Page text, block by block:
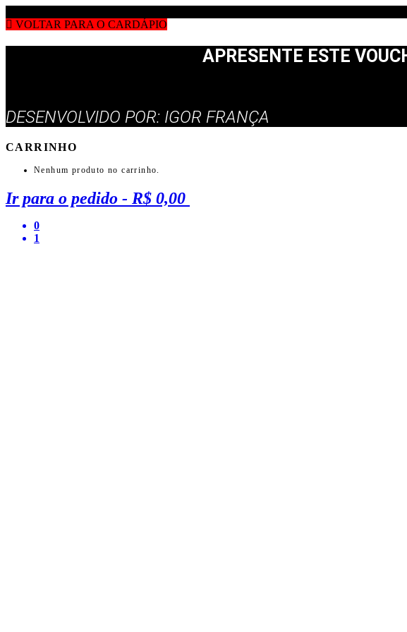
VOLTAR PARA O CARDÁPIO
APRESENTE ESTE
DESENVOLVIDO POR: IGOR FRANÇA
CARRINHO
Nenhum produto no carrinho.
Ir para o pedido - R$ 0,00
0
1